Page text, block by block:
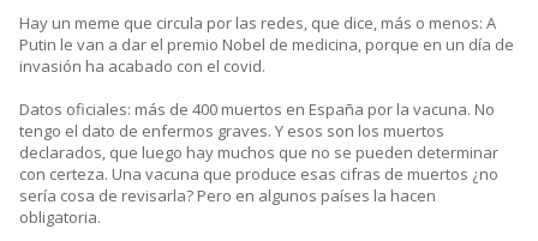
Hay un meme que circula por las redes, que dice, más o menos: A
Putin le van a dar el premio Nobel de medicina, porque en un día de
invasión ha acabado con el covid.
Datos oficiales: más de 400 muertos en España por la vacuna. No
tengo el dato de enfermos graves. Y esos son los muertos
declarados, que luego hay muchos que no se pueden determinar
con certeza. Una vacuna que produce esas cifras de muertos ¿no
sería cosa de revisarla? Pero en algunos países la hacen
obligatoria.